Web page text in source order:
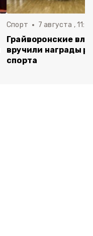
Спорт 7 августа ,
Грайворонские
вручили награды
спорта